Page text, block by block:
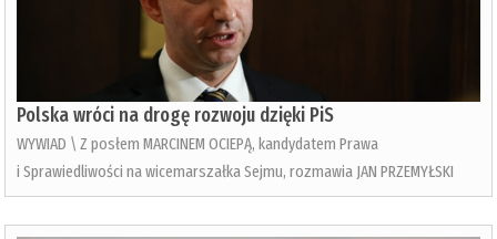
Polska wróci na drogę rozwoju dzięki PiS
WYWIAD \ Z posłem MARCINEM OCIEPĄ, kandydatem Prawa
i Sprawiedliwości na wicemarszałka Sejmu, rozmawia JAN PRZEMYŁSKI